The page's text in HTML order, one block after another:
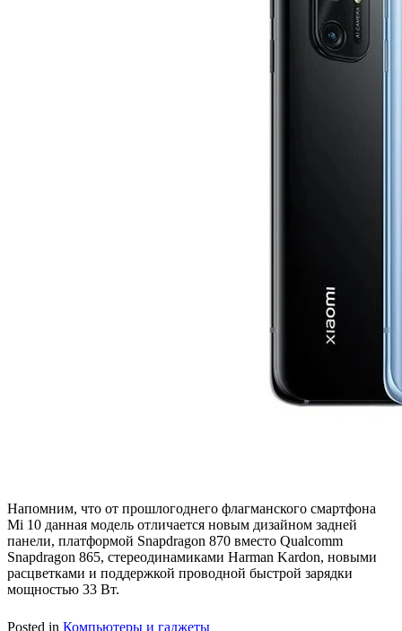
Напомним, что от прошлогоднего флагманского смартфона
Mi 10 данная модель отличается новым дизайном задней
панели, платформой Snapdragon 870 вместо Qualcomm
Snapdragon 865, стереодинамиками Harman Kardon, новыми
расцветками и поддержкой проводной быстрой зарядки
мощностью 33 Вт.
Posted in Компьютеры и гаджеты